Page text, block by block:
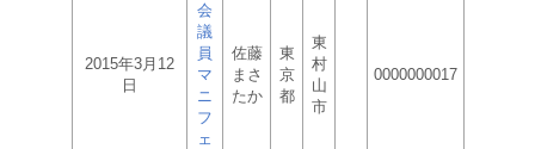
2015年3月12
日
会
議
員
マ
ニ
フ
ェ
佐藤
まさ
たか
東
京
都
東
村
山
市
0000000017